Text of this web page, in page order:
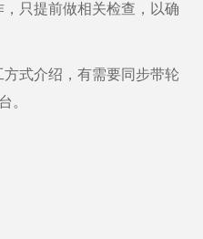
只提前做相关检查，以确
方式介绍，有需要同步带轮
。